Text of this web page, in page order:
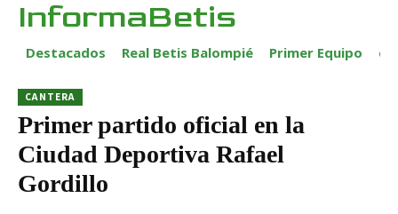
InformaBetis
Destacados Real Betis Balompié Primer Equipo
CANTERA
Primer partido oficial en la
Ciudad Deportiva Rafael
Gordillo